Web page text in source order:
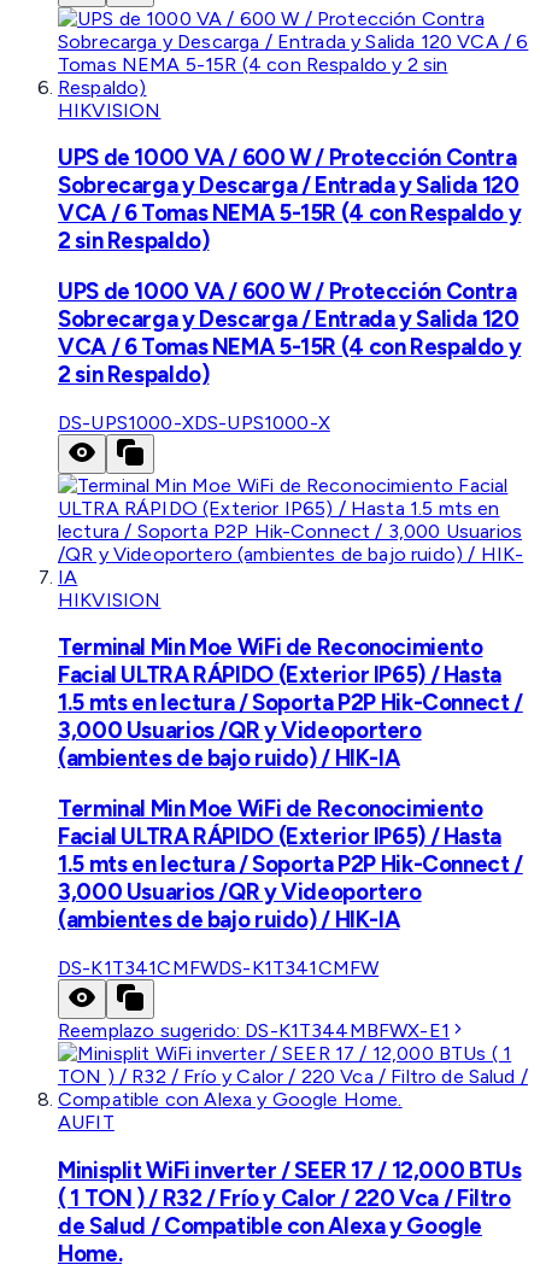
HIKVISION
UPS de 1000 VA / 600 W / Protección Contra
Sobrecarga y Descarga / Entrada y Salida 120
VCA / 6 Tomas NEMA 5-15R (4 con Respaldo y
2 sin Respaldo)
UPS de 1000 VA / 600 W / Protección Contra
Sobrecarga y Descarga / Entrada y Salida 120
VCA / 6 Tomas NEMA 5-15R (4 con Respaldo y
2 sin Respaldo)
DS-UPS1000-XDS-UPS1000-X
HIKVISION
Terminal Min Moe WiFi de Reconocimiento
Facial ULTRA RÁPIDO (Exterior IP65) / Hasta
1.5 mts en lectura / Soporta P2P Hik-Connect /
3,000 Usuarios /QR y Videoportero
(ambientes de bajo ruido) / HIK-IA
Terminal Min Moe WiFi de Reconocimiento
Facial ULTRA RÁPIDO (Exterior IP65) / Hasta
1.5 mts en lectura / Soporta P2P Hik-Connect /
3,000 Usuarios /QR y Videoportero
(ambientes de bajo ruido) / HIK-IA
DS-K1T341CMFWDS-K1T341CMFW
Reemplazo sugerido: DS-K1T344MBFWX-E1
AUFIT
Minisplit WiFi inverter / SEER 17 / 12,000 BTUs
( 1 TON ) / R32 / Frío y Calor / 220 Vca / Filtro
de Salud / Compatible con Alexa y Google
Home.